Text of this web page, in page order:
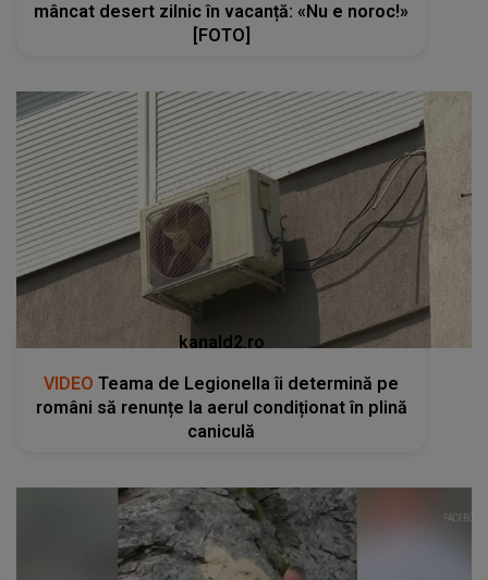
mâncat desert zilnic în vacanță: «Nu e noroc!»
[FOTO]
kanald2.ro
VIDEO Teama de Legionella îi determină pe
români să renunțe la aerul condiționat în plină
caniculă